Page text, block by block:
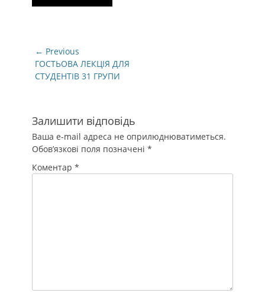
Навігація
записів
← Previous
Previous
post:
ГОСТЬОВА ЛЕКЦІЯ ДЛЯ
СТУДЕНТІВ 31 ГРУПИ
Залишити відповідь
Ваша e-mail адреса не оприлюднюватиметься.
Обов’язкові поля позначені *
Коментар *